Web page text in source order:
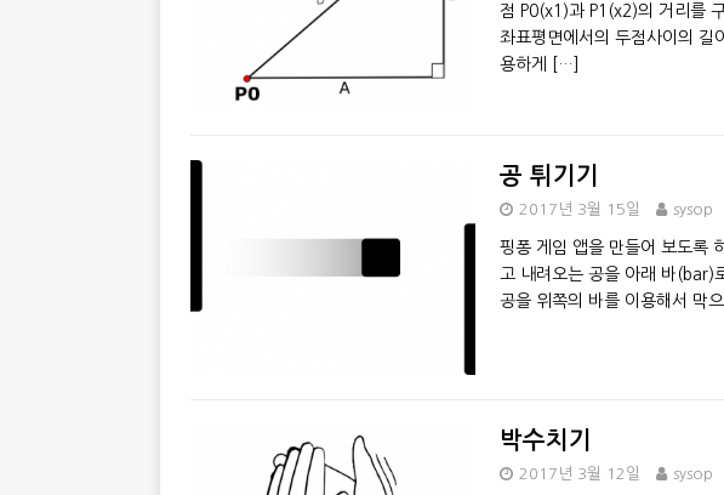
점 P0(x1)과 P1(x2)의 거리를
좌표평면에서의 두점사이의 길
용하게
[…]
공 튀기기
2017년 3월 15일 sysop
핑퐁 게임 앱을 만들어 보도록
고 내려오는 공을 아래 바(bar)
공을 위쪽의 바를 이용해서 막
박수치기
2017년 3월 12일 sysop